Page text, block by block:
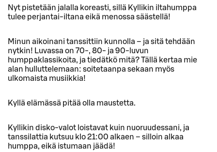
Nyt pistetään jalalla koreasti, sillä Kyllikin iltahumppa
tulee perjantai-iltana eikä menossa säästellä!
Minun aikoinani tanssittiin kunnolla – ja sitä tehdään
nytkin! Luvassa on 70-, 80- ja 90-luvun
humppaklassikoita, ja tiedätkö mitä? Tällä kertaa mie
alan hulluttelemaan: soitetaanpa sekaan myös
ulkomaista musiikkia!
Kyllä elämässä pitää olla maustetta.
Kyllikin disko-valot loistavat kuin nuoruudessani, ja
tanssilattia kutsuu klo 21:00 alkaen – silloin alkaa
humppa, eikä istumaan jäädä!